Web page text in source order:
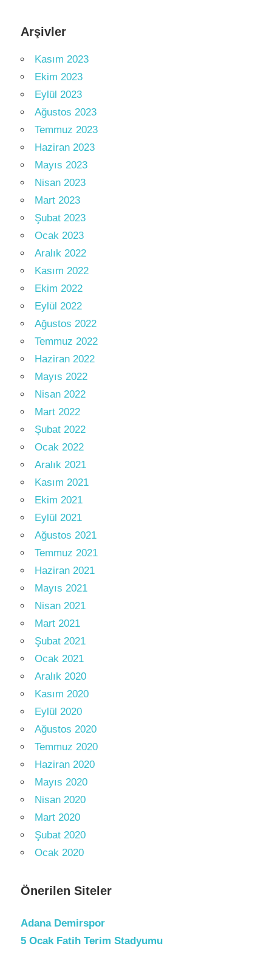
Arşivler
Kasım 2023
Ekim 2023
Eylül 2023
Ağustos 2023
Temmuz 2023
Haziran 2023
Mayıs 2023
Nisan 2023
Mart 2023
Şubat 2023
Ocak 2023
Aralık 2022
Kasım 2022
Ekim 2022
Eylül 2022
Ağustos 2022
Temmuz 2022
Haziran 2022
Mayıs 2022
Nisan 2022
Mart 2022
Şubat 2022
Ocak 2022
Aralık 2021
Kasım 2021
Ekim 2021
Eylül 2021
Ağustos 2021
Temmuz 2021
Haziran 2021
Mayıs 2021
Nisan 2021
Mart 2021
Şubat 2021
Ocak 2021
Aralık 2020
Kasım 2020
Eylül 2020
Ağustos 2020
Temmuz 2020
Haziran 2020
Mayıs 2020
Nisan 2020
Mart 2020
Şubat 2020
Ocak 2020
Önerilen Siteler
Adana Demirspor
5 Ocak Fatih Terim Stadyumu